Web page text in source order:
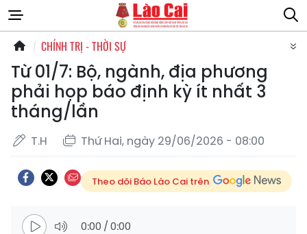
CHÍNH TRỊ - THỜI SỰ
Từ 01/7: Bộ, ngành, địa phương
phải họp báo định kỳ ít nhất 3
tháng/lần
T.H Thứ Hai, ngày 29/06/2026 - 08:00
Theo dõi Báo Lào Cai trên
0:00 /0:00